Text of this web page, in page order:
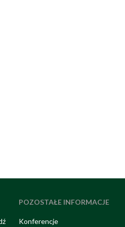
POZOSTAŁE INFORMACJE
Konferencje